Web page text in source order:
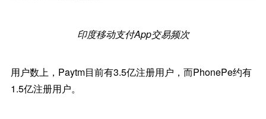
印度移动支付App交易频次
用户数上，Paytm目前有3.5亿注册用户，而PhonePe约有
1.5亿注册用户。